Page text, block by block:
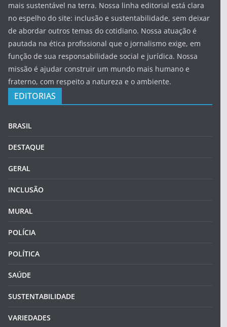
mais sustentável na terra. Nossa linha editorial está clara
no espelho do site: inclusão e sustentabilidade, sem deixar
de abordar outros temas do cotidiano. Nossa atuação é
pautada na ética profissional que o jornalismo exige, em
função de sua responsabilidade social e jurídica. Nossa
missão é ajudar construir um mundo mais humano e
fraterno, com respeito a natureza e o ambiente.
EDITORIAS
BRASIL
DESTAQUE
GERAL
INCLUSÃO
MURAL
POLÍCIA
POLÍTICA
SAÚDE
SUSTENTABILIDADE
VARIEDADES